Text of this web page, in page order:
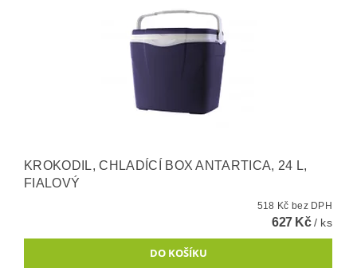
KROKODIL, CHLADÍCÍ BOX ANTARTICA, 24 L,
FIALOVÝ
518 Kč bez DPH
627 Kč/ ks